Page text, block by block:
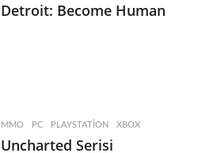
Detroit: Become Human
MMO ,PC ,PLAYSTATION ,XBOX
Uncharted Serisi